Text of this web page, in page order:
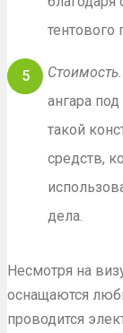
тентового
Стоимость.
ангара
такой
средств,
дела.
Несмотря на
оснащаются
проводится